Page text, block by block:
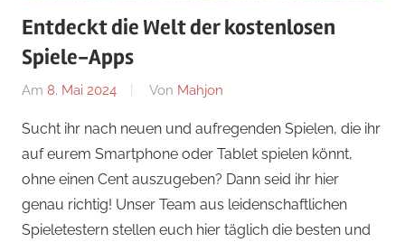
Entdeckt die Welt der kostenlosen
Spiele-Apps
Am 8. Mai 2024 Von Mahjon
Sucht ihr nach neuen und aufregenden Spielen, die ihr
auf eurem Smartphone oder Tablet spielen könnt,
ohne einen Cent auszugeben? Dann seid ihr hier
genau richtig! Unser Team aus leidenschaftlichen
Spieletestern stellen euch hier täglich die besten und